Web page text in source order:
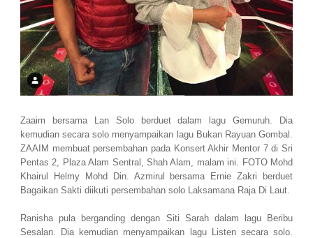
Zaaim bersama Lan Solo berduet dalam lagu Gemuruh. Dia
kemudian secara solo menyampaikan lagu Bukan Rayuan Gombal.
ZAAIM membuat persembahan pada Konsert Akhir Mentor 7 di Sri
Pentas 2, Plaza Alam Sentral, Shah Alam, malam ini. FOTO Mohd
Khairul Helmy Mohd Din. Azmirul bersama Ernie Zakri berduet
Bagaikan Sakti diikuti persembahan solo Laksamana Raja Di Laut.
Ranisha pula berganding dengan Siti Sarah dalam lagu Beribu
Sesalan. Dia kemudian menyampaikan lagu Listen secara solo.